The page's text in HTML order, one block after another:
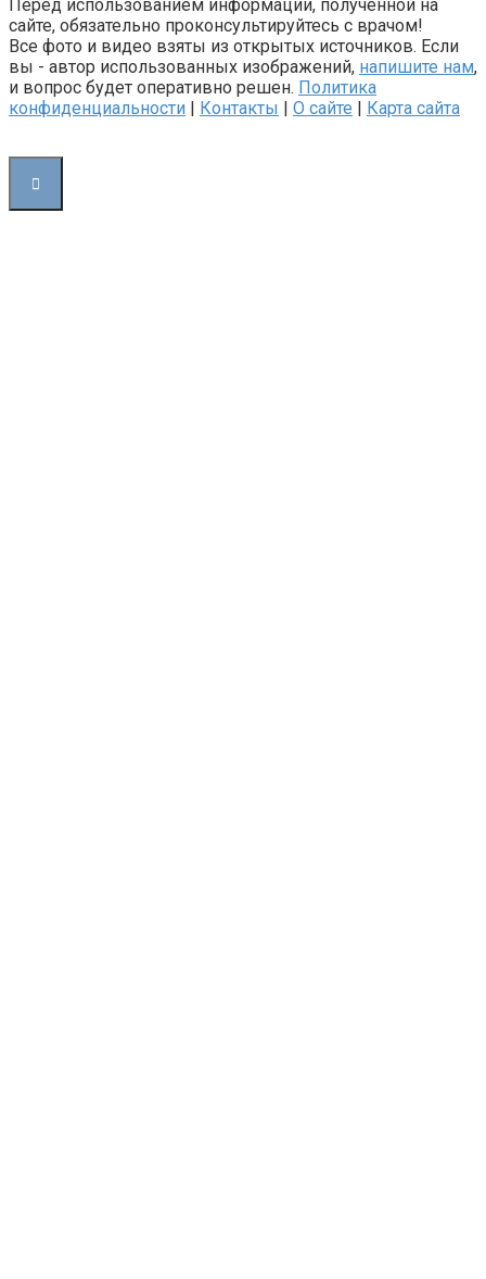
Перед использованием информации, полученной на
сайте, обязательно проконсультируйтесь с врачом!
Все фото и видео взяты из открытых источников. Если
вы - автор использованных изображений, напишите нам,
и вопрос будет оперативно решен. Политика
конфиденциальности | Контакты | О сайте | Карта сайта